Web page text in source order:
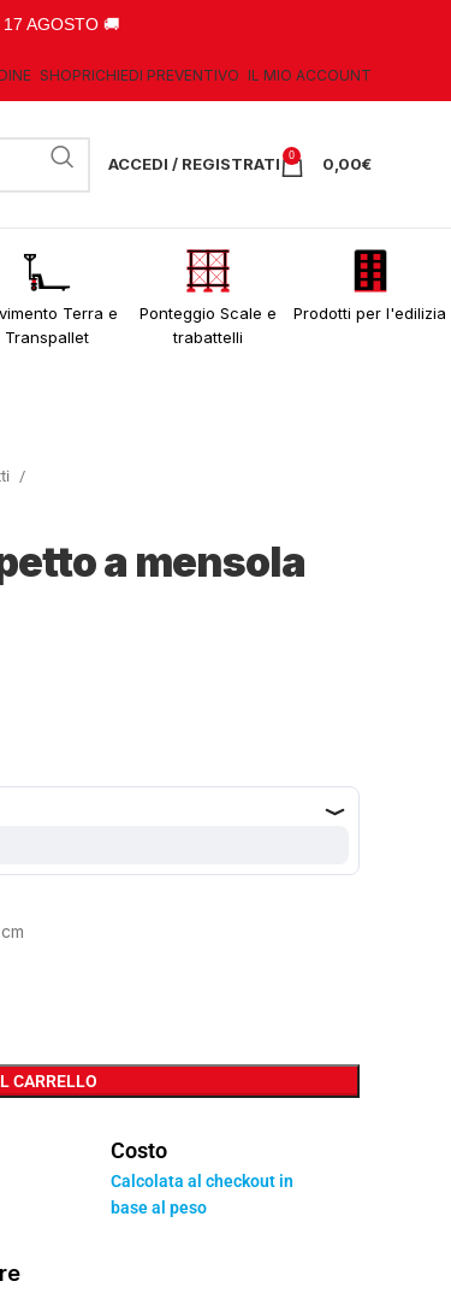
AGOSTO 🚚
SHOPRICHIEDI PREVENTIVO IL MIO ACCOUNT
ACCEDI / REGISTRATI 0 0,00€
Terra e
Transpallet
Ponteggio Scale e
trabattelli
Prodotti per l'edilizia
a mensola
CARRELLO
Costo
Calcolata al checkout in
base al peso